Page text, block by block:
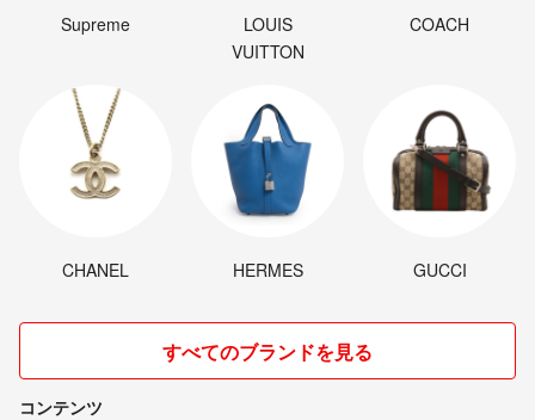
Supreme
LOUIS
VUITTON
COACH
CHANEL HERMES GUCCI
すべてのブランドを見る
コンテンツ